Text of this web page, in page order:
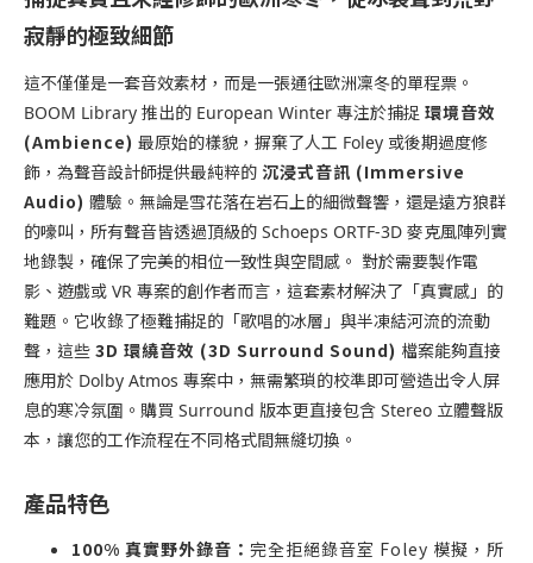
寂靜的極致細節
這不僅僅是一套音效素材，而是一張通往歐洲凜冬的單程票。
BOOM Library 推出的 European Winter 專注於捕捉 環境音效
(Ambience) 最原始的樣貌，摒棄了人工 Foley 或後期過度修
飾，為聲音設計師提供最純粹的 沉浸式音訊 (Immersive
Audio) 體驗。無論是雪花落在岩石上的細微聲響，還是遠方狼群
的嚎叫，所有聲音皆透過頂級的 Schoeps ORTF-3D 麥克風陣列實
地錄製，確保了完美的相位一致性與空間感。 對於需要製作電
影、遊戲或 VR 專案的創作者而言，這套素材解決了「真實感」的
難題。它收錄了極難捕捉的「歌唱的冰層」與半凍結河流的流動
聲，這些 3D 環繞音效 (3D Surround Sound) 檔案能夠直接
應用於 Dolby Atmos 專案中，無需繁瑣的校準即可營造出令人屏
息的寒冷氛圍。購買 Surround 版本更直接包含 Stereo 立體聲版
本，讓您的工作流程在不同格式間無縫切換。
產品特色
100% 真實野外錄音： 完全拒絕錄音室 Foley 模擬，所